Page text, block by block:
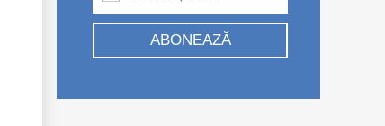
ABONEAZĂ